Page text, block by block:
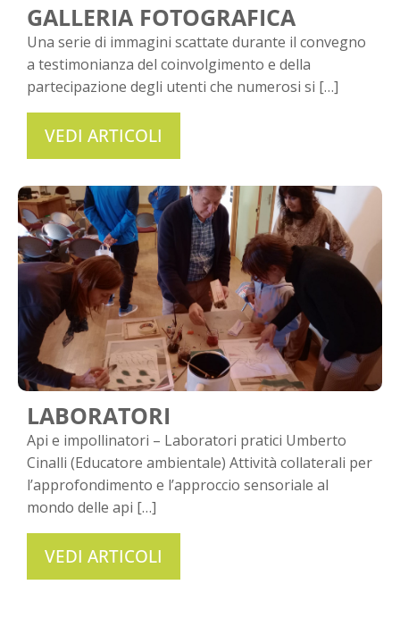
GALLERIA FOTOGRAFICA
Una serie di immagini scattate durante il convegno
a testimonianza del coinvolgimento e della
partecipazione degli utenti che numerosi si […]
VEDI ARTICOLI
LABORATORI
Api e impollinatori – Laboratori pratici Umberto
Cinalli (Educatore ambientale) Attività collaterali per
l’approfondimento e l’approccio sensoriale al
mondo delle api […]
VEDI ARTICOLI